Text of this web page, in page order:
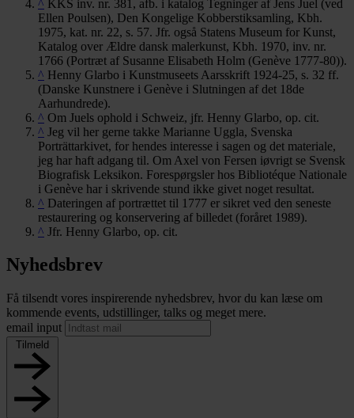
^ KKS inv. nr. 381, afb. i katalog Tegninger af Jens Juel (ved
Ellen Poulsen), Den Kongelige Kobberstiksamling, Kbh.
1975, kat. nr. 22, s. 57. Jfr. også Statens Museum for Kunst,
Katalog over Ældre dansk malerkunst, Kbh. 1970, inv. nr.
1766 (Portræt af Susanne Elisabeth Holm (Genève 1777-80)).
^ Henny Glarbo i Kunstmuseets Aarsskrift 1924-25, s. 32 ff.
(Danske Kunstnere i Genève i Slutningen af det 18de
Aarhundrede).
^ Om Juels ophold i Schweiz, jfr. Henny Glarbo, op. cit.
^ Jeg vil her gerne takke Marianne Uggla, Svenska
Porträttarkivet, for hendes interesse i sagen og det materiale,
jeg har haft adgang til. Om Axel von Fersen iøvrigt se Svensk
Biografisk Leksikon. Forespørgsler hos Bibliotéque Nationale
i Genève har i skrivende stund ikke givet noget resultat.
^ Dateringen af portrættet til 1777 er sikret ved den seneste
restaurering og konservering af billedet (foråret 1989).
^ Jfr. Henny Glarbo, op. cit.
Nyhedsbrev
Få tilsendt vores inspirerende nyhedsbrev, hvor du kan læse om
kommende events, udstillinger, talks og meget mere.
email input
Tilmeld